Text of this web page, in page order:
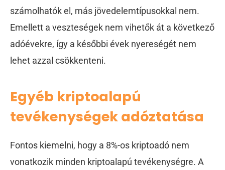
számolhatók el, más jövedelemtípusokkal nem.
Emellett a veszteségek nem vihetők át a következő
adóévekre, így a későbbi évek nyereségét nem
lehet azzal csökkenteni.
Egyéb kriptoalapú
tevékenységek adóztatása
Fontos kiemelni, hogy a 8%-os kriptoadó nem
vonatkozik minden kriptoalapú tevékenységre. A